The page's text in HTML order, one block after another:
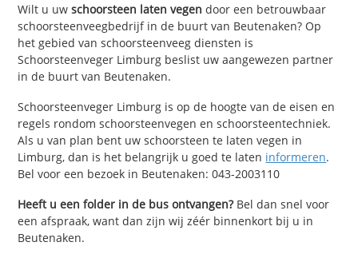
Wilt u uwschoorsteen laten vegen door een betrouwbaar
schoorsteenveegbedrijf in de buurt van Beutenaken? Op
het gebied van schoorsteenveeg diensten is
Schoorsteenveger Limburg beslist uw aangewezen partner
in de buurt van Beutenaken.
Schoorsteenveger Limburg is op de hoogte van de eisen en
regels rondom schoorsteenvegen en schoorsteentechniek.
Als u van plan bent uw schoorsteen te laten vegen in
Limburg, dan is het belangrijk u goed te laten informeren.
Bel voor een bezoek in Beutenaken: 043-2003110
Heeft u een folder in de bus ontvangen?Bel dan snel voor
een afspraak, want dan zijn wij zéér binnenkort bij u in
Beutenaken.